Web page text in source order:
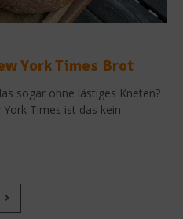
York Times Brot
sogar ohne lästiges Kneten?
Times ist das kein